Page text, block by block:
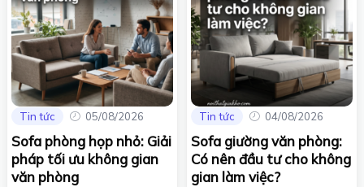
Tin tức 05/08/2026
Sofa phòng họp nhỏ: Giải
pháp tối ưu không gian
văn phòng
Tin tức 04/08/2026
Sofa giường văn phòng:
Có nên đầu tư cho không
gian làm việc?